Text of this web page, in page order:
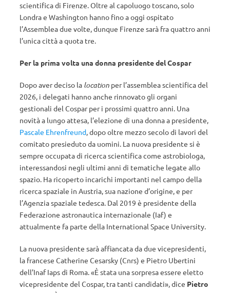
scientifica di Firenze. Oltre al capoluogo toscano, solo
Londra e Washington hanno fino a oggi ospitato
l’Assemblea due volte, dunque Firenze sarà fra quattro anni
l’unica città a quota tre.
Per la prima volta una donna presidente del Cospar
Dopo aver deciso la location per l’assemblea scientifica del
2026, i delegati hanno anche rinnovato gli organi
gestionali del Cospar per i prossimi quattro anni. Una
novità a lungo attesa, l’elezione di una donna a presidente,
Pascale Ehrenfreund, dopo oltre mezzo secolo di lavori del
comitato presieduto da uomini. La nuova presidente si è
sempre occupata di ricerca scientifica come astrobiologa,
interessandosi negli ultimi anni di tematiche legate allo
spazio. Ha ricoperto incarichi importanti nel campo della
ricerca spaziale in Austria, sua nazione d’origine, e per
l’Agenzia spaziale tedesca. Dal 2019 è presidente della
Federazione astronautica internazionale (Iaf) e
attualmente fa parte della International Space University.
La nuova presidente sarà affiancata da due vicepresidenti,
la francese Catherine Cesarsky (Cnrs) e Pietro Ubertini
dell’Inaf Iaps di Roma. «È stata una sorpresa essere eletto
vicepresidente del Cospar, tra tanti candidati», dice Pietro